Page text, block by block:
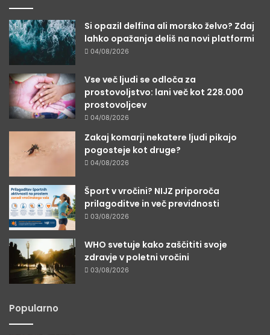
Si opazil delfina ali morsko želvo? Zdaj
lahko opažanja deliš na novi platformi
04/08/2026
Vse več ljudi se odloča za
prostovoljstvo: lani več kot 228.000
prostovoljcev
04/08/2026
Zakaj komarji nekatere ljudi pikajo
pogosteje kot druge?
04/08/2026
Šport v vročini? NIJZ priporoča
prilagoditve in več previdnosti
03/08/2026
WHO svetuje kako zaščititi svoje
zdravje v poletni vročini
03/08/2026
Popularno